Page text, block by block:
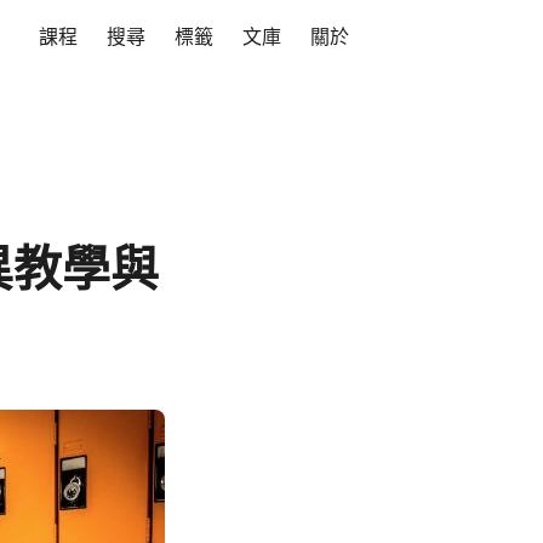
課程 搜尋 標籤 文庫 關於
學與